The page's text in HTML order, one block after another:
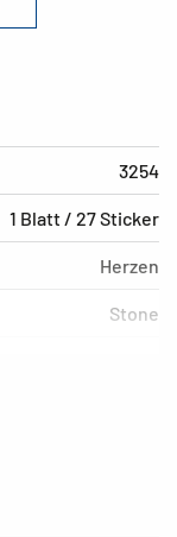
3254
1 Blatt / 27 Sticker
Herzen
Stone